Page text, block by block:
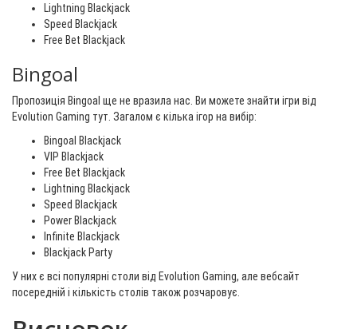
Lightning Blackjack
Speed Blackjack
Free Bet Blackjack
Bingoal
Пропозиція Bingoal ще не вразила нас. Ви можете знайти ігри від
Evolution Gaming тут. Загалом є кілька ігор на вибір:
Bingoal Blackjack
VIP Blackjack
Free Bet Blackjack
Lightning Blackjack
Speed Blackjack
Power Blackjack
Infinite Blackjack
Blackjack Party
У них є всі популярні столи від Evolution Gaming, але вебсайт
посередній і кількість столів також розчаровує.